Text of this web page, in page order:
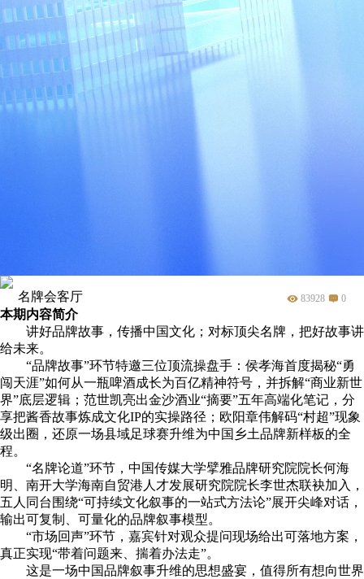
名牌会客厅 83928 0
本期内容简介
讲好品牌故事，传播中国文化；对标顶尖名牌，把好故事讲
给未来。
“品牌故事”环节特邀三位顶流操盘手：侯孝海首度揭秘“勇
闯天涯”如何从一瓶啤酒成长为百亿精神符号，并拆解“商业新世
界”底层逻辑；范世凯亮出金沙酒业“摘要”五年高端化笔记，分
享把酱香故事炼成文化IP的实操路径；欧阳章伟解码“村超”现象
级出圈，还原一场县域足球赛升维为中国乡土品牌新样板的全
程。
“名牌论道”环节，中国传媒大学擘雅品牌研究院院长何海
明、南开大学海南自贸港人才发展研究院院长李世杰联袂加入，
五人同台围绕“可持续文化叙事的一站式方法论”展开尖峰对话，
输出可复制、可量化的品牌叙事模型。
“市场回声”环节，嘉宾针对观众提问现场给出可落地方案，
真正实现“带着问题来、揣着办法走”。
这是一场中国品牌叙事升维的思想盛宴，值得所有想向世界